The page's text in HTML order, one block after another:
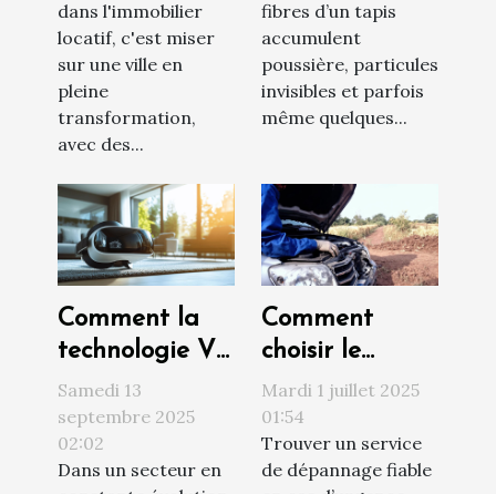
dans l'immobilier
locatif, c'est miser
sur une ville en
pleine
transformation,
avec des...
Toulouse
fibres d’un tapis
accumulent
poussière, particules
invisibles et parfois
même quelques...
Comment la
technologie VR
révolutionne
les visites
immobilières ?
Samedi 13
septembre 2025
02:02
Dans un secteur en
Comment
choisir le
meilleur service
de dépannage
en urgence ?
Mardi 1 juillet 2025
01:54
Trouver un service
de dépannage fiable